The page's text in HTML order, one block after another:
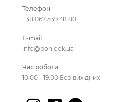
Телефон
+38 067 539 48 80
E-mail
info@bonlook.ua
Час роботи
10:00 - 19:00 Без вихідних